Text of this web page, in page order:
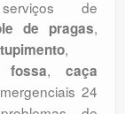
de
de pragas,
,
fossa, caça
24